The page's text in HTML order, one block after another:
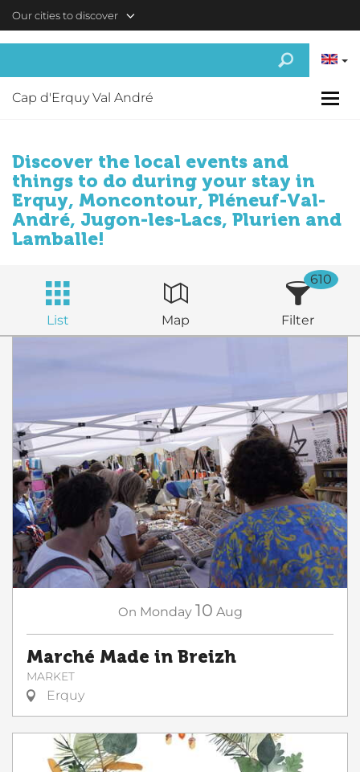
Skip to main content
Our cities to discover
Cap d'Erquy Val André
Discover the local events and
things to do during your stay in
Erquy, Moncontour, Pléneuf-Val-
André, Jugon-les-Lacs, Plurien and
Lamballe!
List Map Filter
610
On Monday 10 Aug
Marché Made in Breizh
MARKET
Erquy